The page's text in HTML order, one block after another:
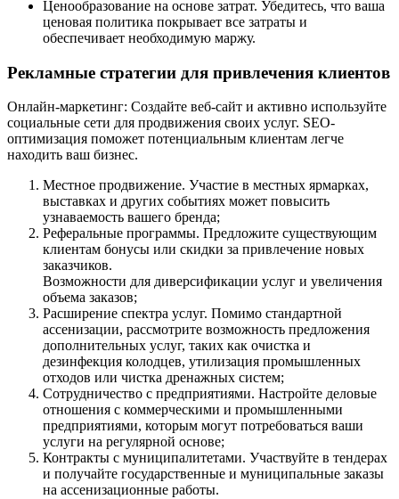
Ценообразование на основе затрат. Убедитесь, что ваша
ценовая политика покрывает все затраты и
обеспечивает необходимую маржу.
Рекламные стратегии для привлечения клиентов
Онлайн-маркетинг: Создайте веб-сайт и активно используйте
социальные сети для продвижения своих услуг. SEO-
оптимизация поможет потенциальным клиентам легче
находить ваш бизнес.
Местное продвижение. Участие в местных ярмарках,
выставках и других событиях может повысить
узнаваемость вашего бренда;
Реферальные программы. Предложите существующим
клиентам бонусы или скидки за привлечение новых
заказчиков.
Возможности для диверсификации услуг и увеличения
объема заказов;
Расширение спектра услуг. Помимо стандартной
ассенизации, рассмотрите возможность предложения
дополнительных услуг, таких как очистка и
дезинфекция колодцев, утилизация промышленных
отходов или чистка дренажных систем;
Сотрудничество с предприятиями. Настройте деловые
отношения с коммерческими и промышленными
предприятиями, которым могут потребоваться ваши
услуги на регулярной основе;
Контракты с муниципалитетами. Участвуйте в тендерах
и получайте государственные и муниципальные заказы
на ассенизационные работы.